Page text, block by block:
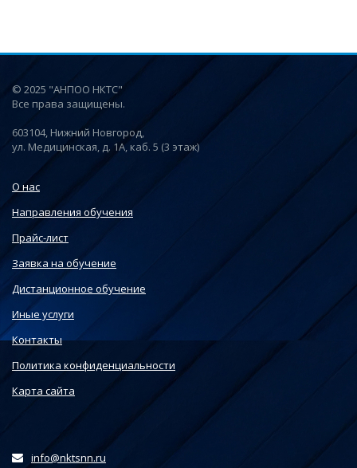
© 2025 "АНПОО НКТС"
Все права защищены.
603104, Нижний Новгород,
ул. Медицинская, д. 1А, каб. 5 (3 этаж)
О нас
Направления обучения
Прайс-лист
Заявка на обучение
Дистанционное обучение
Иные услуги
Контакты
Политика конфиденциальности
Карта сайта
info@nktsnn.ru